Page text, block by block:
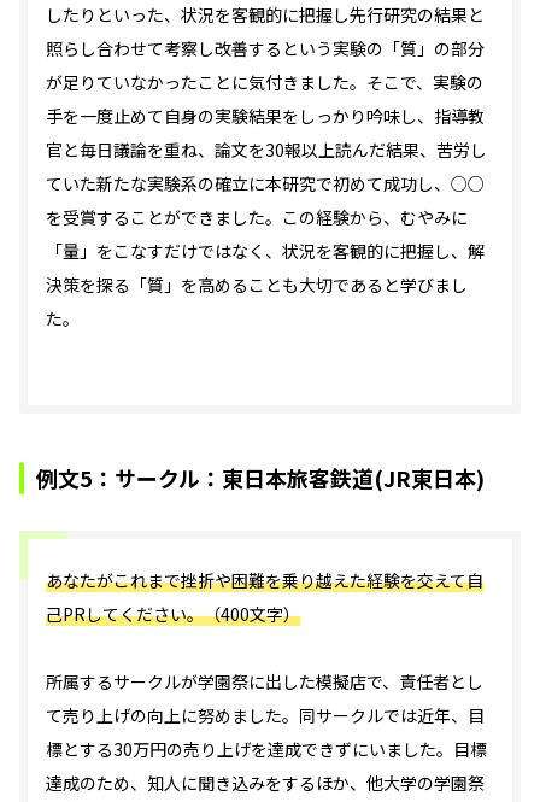
したりといった、状況を客観的に把握し先行研究の結果と
照らし合わせて考察し改善するという実験の「質」の部分
が足りていなかったことに気付きました。そこで、実験の
手を一度止めて自身の実験結果をしっかり吟味し、指導教
官と毎日議論を重ね、論文を30報以上読んだ結果、苦労し
ていた新たな実験系の確立に本研究で初めて成功し、○○
を受賞することができました。この経験から、むやみに
「量」をこなすだけではなく、状況を客観的に把握し、解
決策を探る「質」を高めることも大切であると学びまし
た。
例文5：サークル：東日本旅客鉄道(JR東日本)
あなたがこれまで挫折や困難を乗り越えた経験を交えて自
己PRしてください。（400文字）
所属するサークルが学園祭に出した模擬店で、責任者とし
て売り上げの向上に努めました。同サークルでは近年、目
標とする30万円の売り上げを達成できずにいました。目標
達成のため、知人に聞き込みをするほか、他大学の学園祭